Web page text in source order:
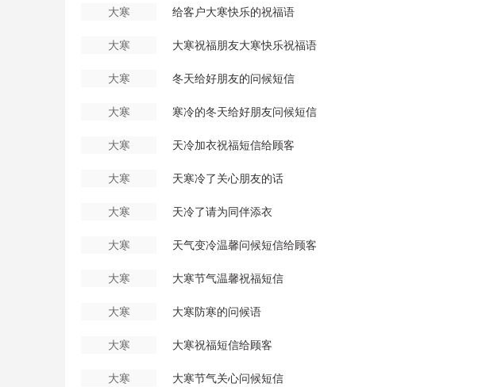
大寒 给客户大寒快乐的祝福语
大寒 大寒祝福朋友大寒快乐祝福语
大寒 冬天给好朋友的问候短信
大寒 寒冷的冬天给好朋友问候短信
大寒 天冷加衣祝福短信给顾客
大寒 天寒冷了关心朋友的话
大寒 天冷了请为同伴添衣
大寒 天气变冷温馨问候短信给顾客
大寒 大寒节气温馨祝福短信
大寒 大寒防寒的问候语
大寒 大寒祝福短信给顾客
大寒 大寒节气关心问候短信